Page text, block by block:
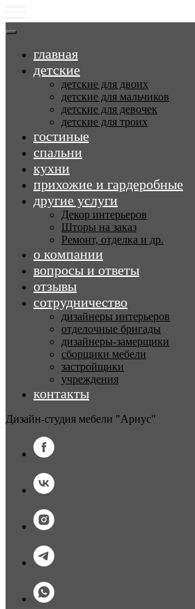
главная
детские
детские для двоих
детские для мальчиков
детские для девочек
детские для троих
гостиные
спальни
кухни
прихожие и гардеробные
другие услуги
Декор интерьеров
Шторы на заказ
Ремонт, отделка и др.
о компании
вопросы и ответы
отзывы
сотрудничество
дизайнеры интерьеров
отделочные бригады
дизайнеры-замерщики
сборщики мебели
застройщики
учреждения
контакты
Дизайн-студия мебели "Ариус"